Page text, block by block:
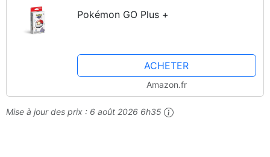
Pokémon GO Plus +
ACHETER
Amazon.fr
Mise à jour des prix : 6 août 2026 6h35